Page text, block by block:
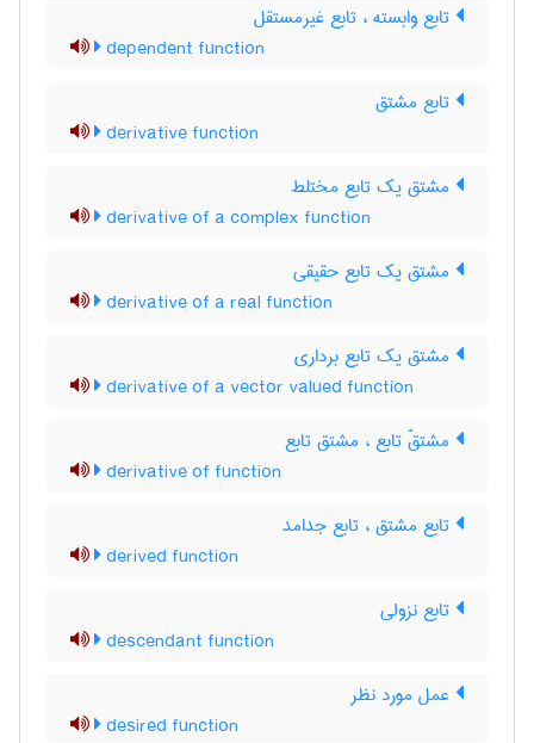
تابع وابسته ، تابع غیرمستقل
dependent function
تابع مشتق
derivative function
مشتق یک تابع مختلط
derivative of a complex function
مشتق یک تابع حقیقی
derivative of a real function
مشتق یک تابع برداری
derivative of a vector valued function
مشتقّ تابع ، مشتق تابع
derivative of function
تابع مشتق ، تابع جدامد
derived function
تابع نزولی
descendant function
عمل مورد نظر
desired function